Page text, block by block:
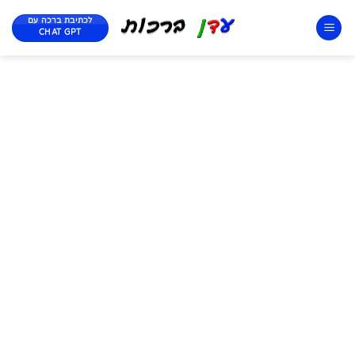
לכתיבת ברכה עם
CHAT GPT